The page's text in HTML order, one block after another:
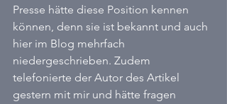
Presse hätte diese Position kennen
können, denn sie ist bekannt und auch
hier im Blog mehrfach
niedergeschrieben. Zudem
telefonierte der Autor des Artikel
gestern mit mir und hätte fragen